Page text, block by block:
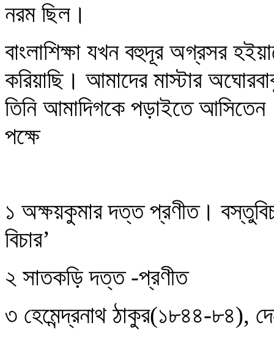
নরম ছিল।
বাংলাশিক্ষা যখন বহুদূর অগ্রসর
করিয়াছি। আমাদের মাস্টার
তিনি আমাদিগকে পড়াইতে
পক্ষে
১ অক্ষয়কুমার দত্ত প্রণীত।
বিচার’
২ সাতকড়ি দত্ত -প্রণীত
৩ হেমেন্দ্রনাথ ঠাকুর(১৮৪৪-৮৪),